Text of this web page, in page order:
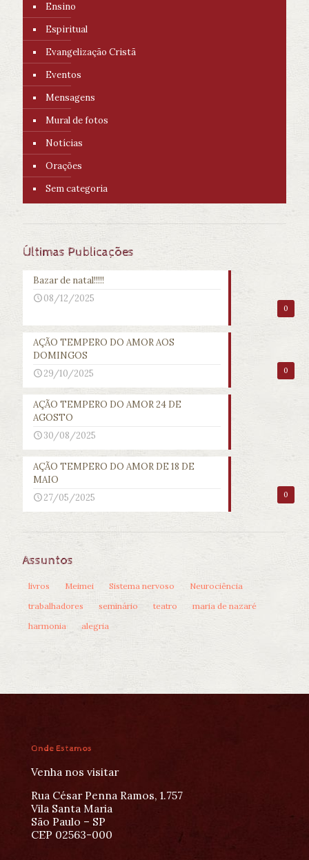
Ensino
Espiritual
Evangelização Cristã
Eventos
Mensagens
Mural de fotos
Notícias
Orações
Sem categoria
Últimas Publicações
0
Bazar de natal!!!!!
08/12/2025
0
AÇÃO TEMPERO DO AMOR AOS
DOMINGOS
29/10/2025
AÇÃO TEMPERO DO AMOR 24 DE
AGOSTO
30/08/2025
0
AÇÃO TEMPERO DO AMOR DE 18 DE
MAIO
27/05/2025
Assuntos
livros Meimei Sistema nervoso
Neurociência
trabalhadores
seminário teatro
maria de nazaré
harmonia
alegria
Onde Estamos
Venha nos visitar
Rua César Penna Ramos, 1.757
Vila Santa Maria
São Paulo – SP
CEP 02563-000